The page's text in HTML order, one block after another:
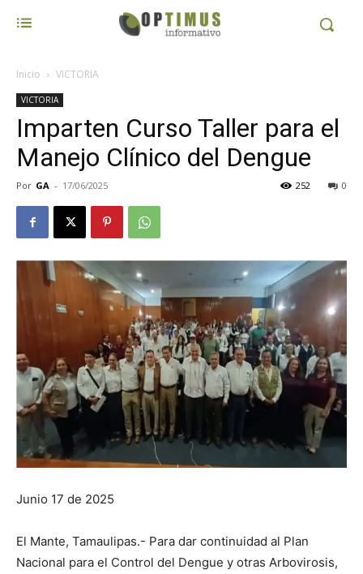
Inicio VICTORIA
VICTORIA
Imparten Curso Taller para el
Manejo Clínico del Dengue
Por GA - 17/06/2025 0
252
Junio 17 de 2025
El Mante, Tamaulipas.- Para dar continuidad al Plan
Nacional para el Control del Dengue y otras Arbovirosis,